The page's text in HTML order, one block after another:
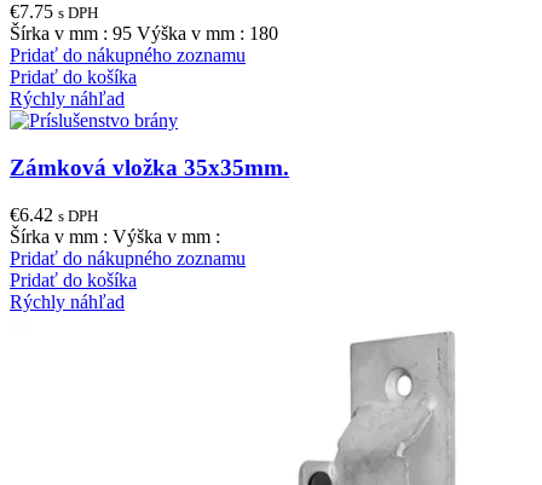
€7.75 s DPH
Šírka v mm : 95 Výška v mm : 180
Pridať do nákupného zoznamu
Pridať do košíka
Rýchly náhľad
Zámková vložka 35x35mm.
€6.42 s DPH
Šírka v mm : Výška v mm :
Pridať do nákupného zoznamu
Pridať do košíka
Rýchly náhľad